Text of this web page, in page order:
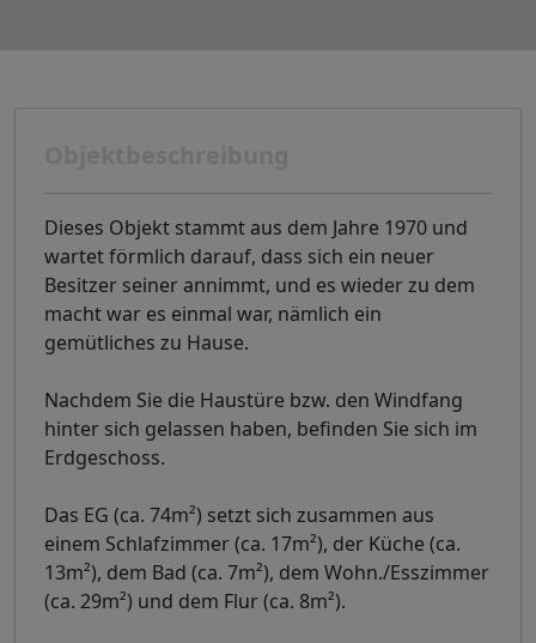
Dieses Objekt stammt aus dem Jahre 1970 und
wartet förmlich darauf, dass sich ein neuer
Besitzer seiner annimmt, und es wieder zu dem
macht war es einmal war, nämlich ein
gemütliches zu Hause.
Nachdem Sie die Haustüre bzw. den Windfang
hinter sich gelassen haben, befinden Sie sich im
Erdgeschoss.
Das EG (ca. 74m²) setzt sich zusammen aus
einem Schlafzimmer (ca. 17m²), der Küche (ca.
13m²), dem Bad (ca. 7m²), dem Wohn./Esszimmer
(ca. 29m²) und dem Flur (ca. 8m²).